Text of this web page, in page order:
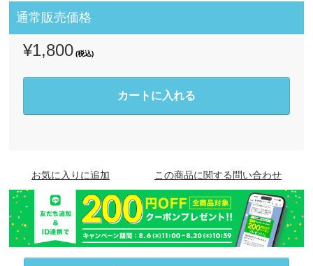
通常販売価格
¥1,800 (税込)
カートに入れる
お気に入りに追加 この商品に関する問い合わせ